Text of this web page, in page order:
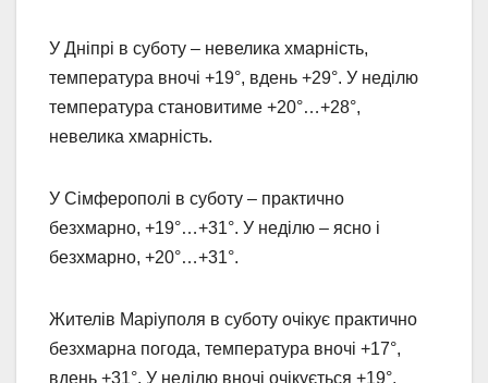
У Дніпрі в суботу – невелика хмарність,
температура вночі +19°, вдень +29°. У неділю
температура становитиме +20°…+28°,
невелика хмарність.
У Сімферополі в суботу – практично
безхмарно, +19°…+31°. У неділю – ясно і
безхмарно, +20°…+31°.
Жителів Маріуполя в суботу очікує практично
безхмарна погода, температура вночі +17°,
вдень +31°. У неділю вночі очікується +19°,